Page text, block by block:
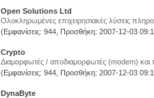
Open Solutions Ltd
Ολοκληρωμένες επιχειρησιακές λύσεις
(Εμφανίσεις: 944, Προσθήκη: 2007-12-03
Crypto
Διαμορφωτές / αποδιαμορφωτές (modem) και
(Εμφανίσεις: 944, Προσθήκη: 2007-12-03
DynaByte